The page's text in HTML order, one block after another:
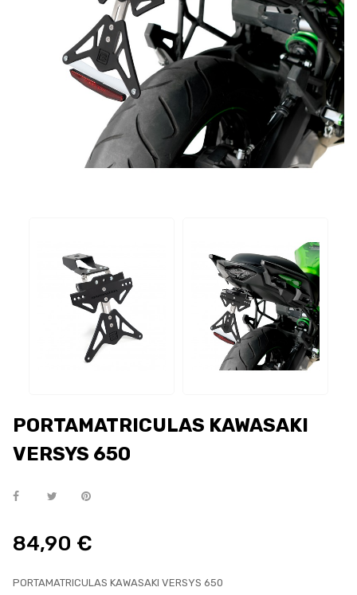
PORTAMATRICULAS KAWASAKI
VERSYS 650
84,90 €
PORTAMATRICULAS KAWASAKI VERSYS 650